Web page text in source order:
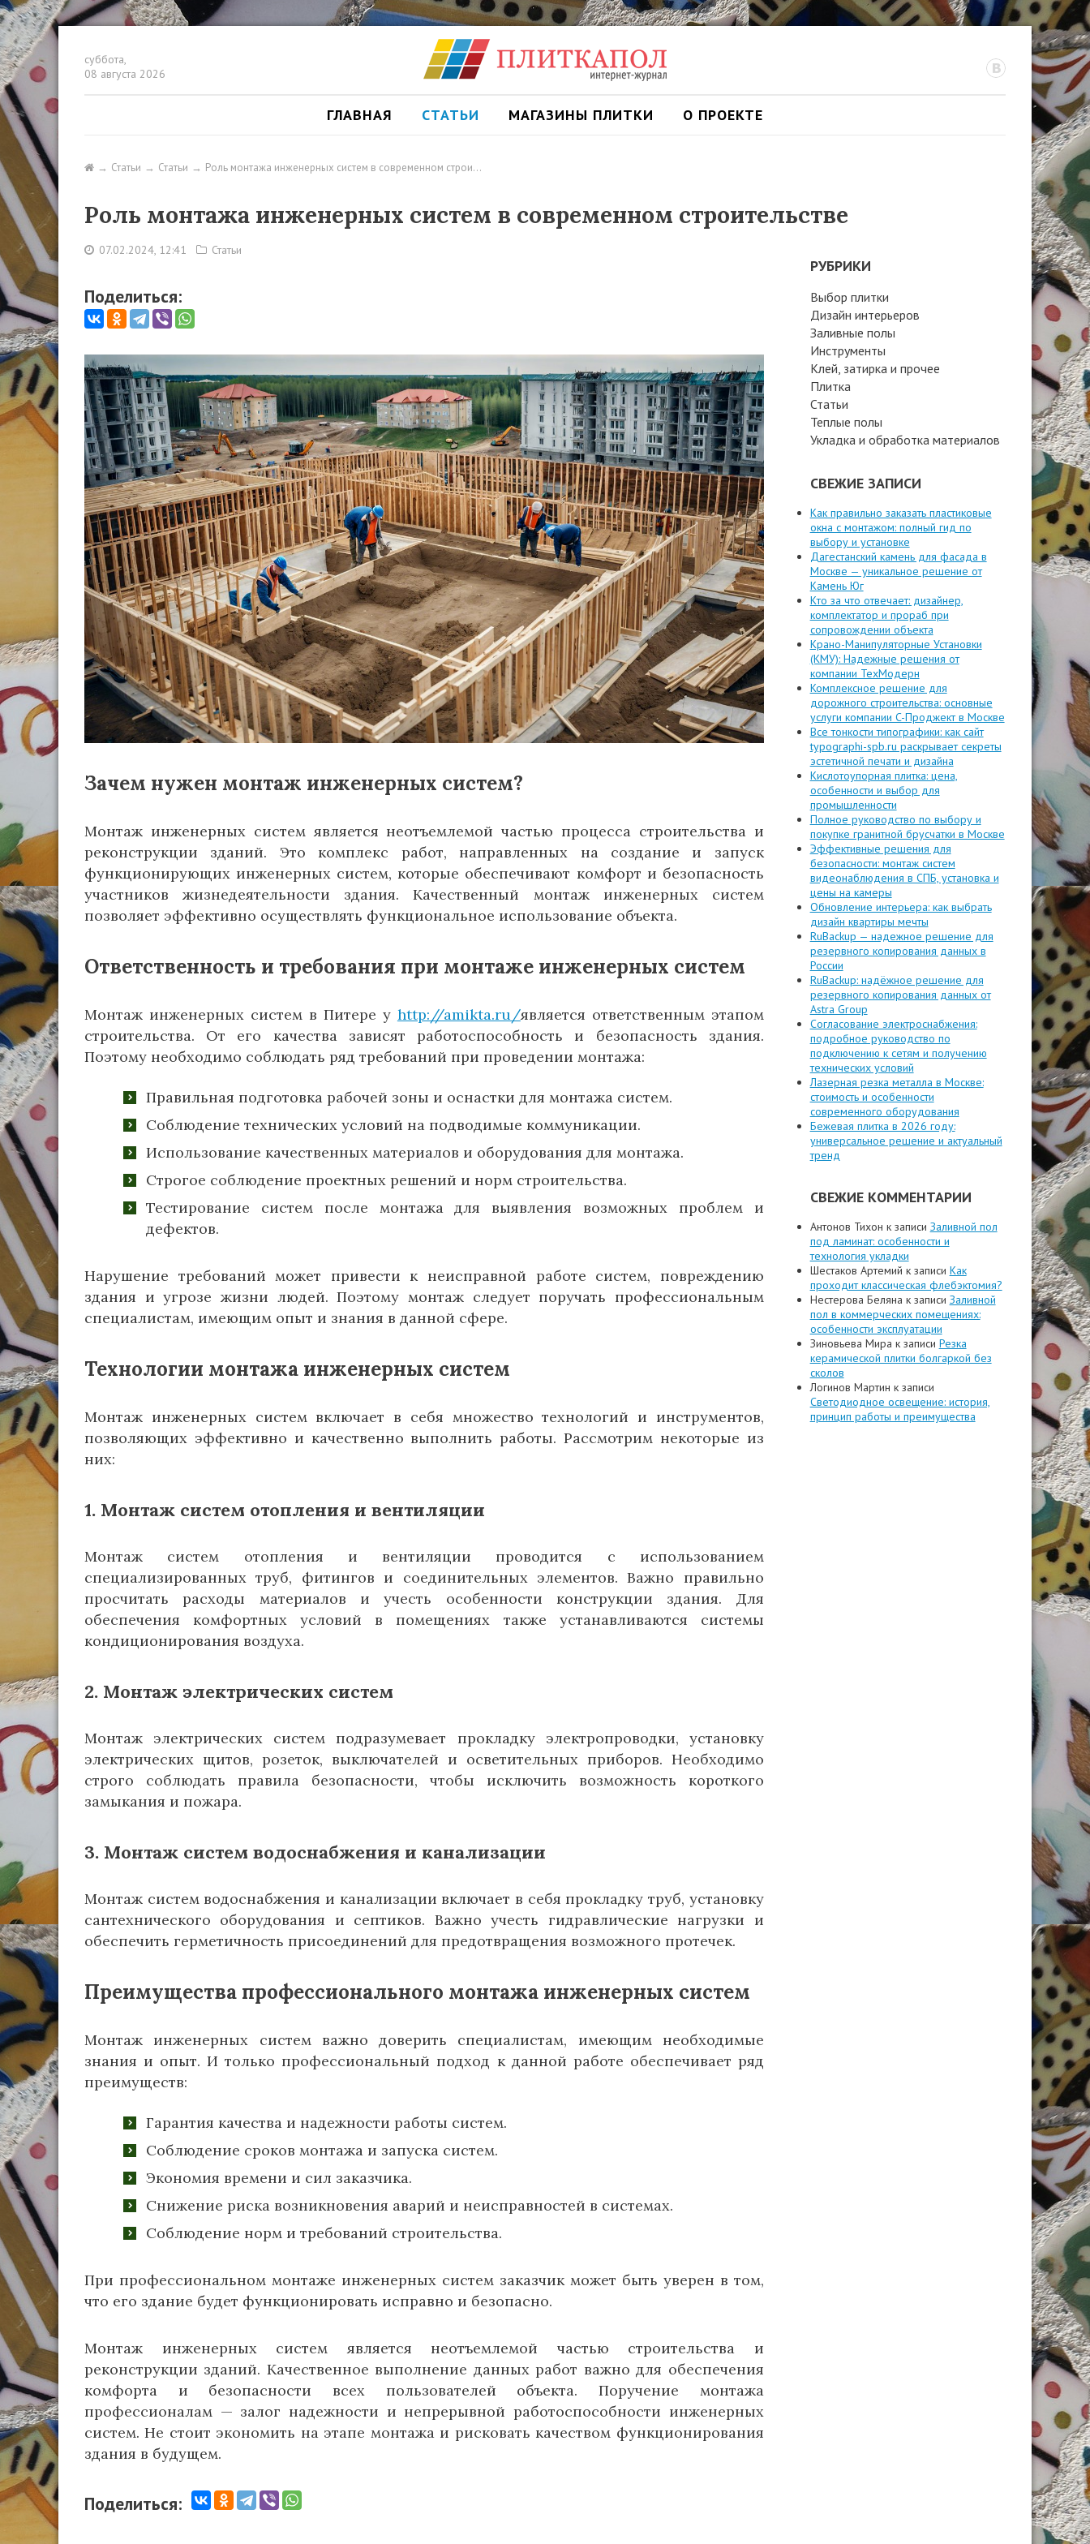
суббота,
08 августа 2026
ГЛАВНАЯ СТАТЬИ МАГАЗИНЫ ПЛИТКИ О ПРОЕКТЕ
Статьи Статьи Роль монтажа инженерных систем в современном строи…
Роль монтажа инженерных систем в современном строительстве
07.02.2024, 12:41 Статьи
Поделиться:
Зачем нужен монтаж инженерных систем?
Монтаж инженерных систем является неотъемлемой частью процесса строительства и
реконструкции зданий. Это комплекс работ, направленных на создание и запуск
функционирующих инженерных систем, которые обеспечивают комфорт и безопасность
участников жизнедеятельности здания. Качественный монтаж инженерных систем
позволяет эффективно осуществлять функциональное использование объекта.
Ответственность и требования при монтаже инженерных систем
Монтаж инженерных систем в Питере у http://amikta.ru/является ответственным этапом
строительства. От его качества зависят работоспособность и безопасность здания.
Поэтому необходимо соблюдать ряд требований при проведении монтажа:
Правильная подготовка рабочей зоны и оснастки для монтажа систем.
Соблюдение технических условий на подводимые коммуникации.
Использование качественных материалов и оборудования для монтажа.
Строгое соблюдение проектных решений и норм строительства.
Тестирование систем после монтажа для выявления возможных проблем и
дефектов.
Нарушение требований может привести к неисправной работе систем, повреждению
здания и угрозе жизни людей. Поэтому монтаж следует поручать профессиональным
специалистам, имеющим опыт и знания в данной сфере.
Технологии монтажа инженерных систем
Монтаж инженерных систем включает в себя множество технологий и инструментов,
позволяющих эффективно и качественно выполнить работы. Рассмотрим некоторые из
них:
1. Монтаж систем отопления и вентиляции
Монтаж систем отопления и вентиляции проводится с использованием
специализированных труб, фитингов и соединительных элементов. Важно правильно
просчитать расходы материалов и учесть особенности конструкции здания. Для
обеспечения комфортных условий в помещениях также устанавливаются системы
кондиционирования воздуха.
2. Монтаж электрических систем
Монтаж электрических систем подразумевает прокладку электропроводки, установку
электрических щитов, розеток, выключателей и осветительных приборов. Необходимо
строго соблюдать правила безопасности, чтобы исключить возможность короткого
замыкания и пожара.
3. Монтаж систем водоснабжения и канализации
Монтаж систем водоснабжения и канализации включает в себя прокладку труб, установку
сантехнического оборудования и септиков. Важно учесть гидравлические нагрузки и
обеспечить герметичность присоединений для предотвращения возможного протечек.
Преимущества профессионального монтажа инженерных систем
Монтаж инженерных систем важно доверить специалистам, имеющим необходимые
знания и опыт. И только профессиональный подход к данной работе обеспечивает ряд
преимуществ:
Гарантия качества и надежности работы систем.
Соблюдение сроков монтажа и запуска систем.
Экономия времени и сил заказчика.
Снижение риска возникновения аварий и неисправностей в системах.
Соблюдение норм и требований строительства.
При профессиональном монтаже инженерных систем заказчик может быть уверен в том,
что его здание будет функционировать исправно и безопасно.
Монтаж инженерных систем является неотъемлемой частью строительства и
реконструкции зданий. Качественное выполнение данных работ важно для обеспечения
комфорта и безопасности всех пользователей объекта. Поручение монтажа
профессионалам — залог надежности и непрерывной работоспособности инженерных
систем. Не стоит экономить на этапе монтажа и рисковать качеством функционирования
здания в будущем.
Поделиться:
РУБРИКИ
Выбор плитки
Дизайн интерьеров
Заливные полы
Инструменты
Клей, затирка и прочее
Плитка
Статьи
Теплые полы
Укладка и обработка материалов
СВЕЖИЕ ЗАПИСИ
Как правильно заказать пластиковые
окна с монтажом: полный гид по
выбору и установке
Дагестанский камень для фасада в
Москве — уникальное решение от
Камень Юг
Кто за что отвечает: дизайнер,
комплектатор и прораб при
сопровождении объекта
Крано-Манипуляторные Установки
(КМУ): Надежные решения от
компании ТехМодерн
Комплексное решение для
дорожного строительства: основные
услуги компании C-Проджект в Москве
Все тонкости типографики: как сайт
typographi-spb.ru раскрывает секреты
эстетичной печати и дизайна
Кислотоупорная плитка: цена,
особенности и выбор для
промышленности
Полное руководство по выбору и
покупке гранитной брусчатки в Москве
Эффективные решения для
безопасности: монтаж систем
видеонаблюдения в СПБ, установка и
цены на камеры
Обновление интерьера: как выбрать
дизайн квартиры мечты
RuBackup — надежное решение для
резервного копирования данных в
России
RuBackup: надёжное решение для
резервного копирования данных от
Astra Group
Согласование электроснабжения:
подробное руководство по
подключению к сетям и получению
технических условий
Лазерная резка металла в Москве:
стоимость и особенности
современного оборудования
Бежевая плитка в 2026 году:
универсальное решение и актуальный
тренд
СВЕЖИЕ КОММЕНТАРИИ
Антонов Тихон к записи Заливной пол
под ламинат: особенности и
технология укладки
Шестаков Артемий к записи Как
проходит классическая флебэктомия?
Нестерова Беляна к записи Заливной
пол в коммерческих помещениях:
особенности эксплуатации
Зиновьева Мира к записи Резка
керамической плитки болгаркой без
сколов
Логинов Мартин к записи
Светодиодное освещение: история,
принцип работы и преимущества